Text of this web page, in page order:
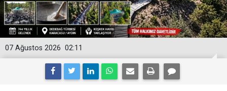
02:11
07 Ağustos 2026